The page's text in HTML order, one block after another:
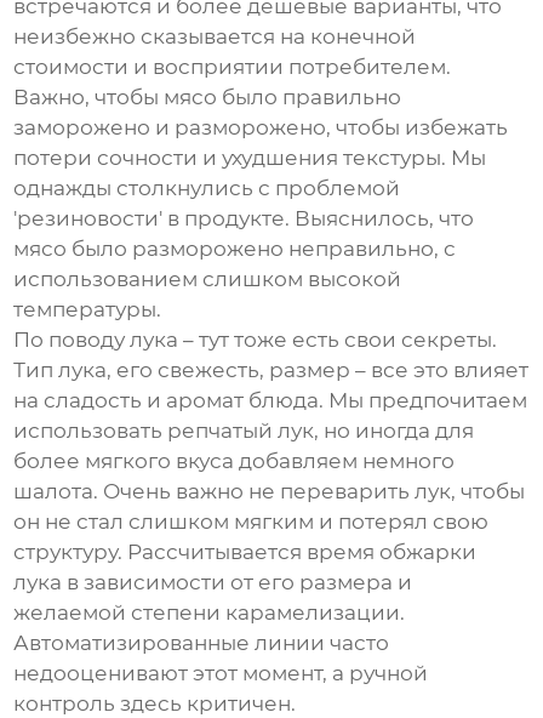
встречаются и более дешевые варианты, что
неизбежно сказывается на конечной
стоимости и восприятии потребителем.
Важно, чтобы мясо было правильно
заморожено и разморожено, чтобы избежать
потери сочности и ухудшения текстуры. Мы
однажды столкнулись с проблемой
'резиновости' в продукте. Выяснилось, что
мясо было разморожено неправильно, с
использованием слишком высокой
температуры.
По поводу лука – тут тоже есть свои секреты.
Тип лука, его свежесть, размер – все это влияет
на сладость и аромат блюда. Мы предпочитаем
использовать репчатый лук, но иногда для
более мягкого вкуса добавляем немного
шалота. Очень важно не переварить лук, чтобы
он не стал слишком мягким и потерял свою
структуру. Рассчитывается время обжарки
лука в зависимости от его размера и
желаемой степени карамелизации.
Автоматизированные линии часто
недооценивают этот момент, а ручной
контроль здесь критичен.